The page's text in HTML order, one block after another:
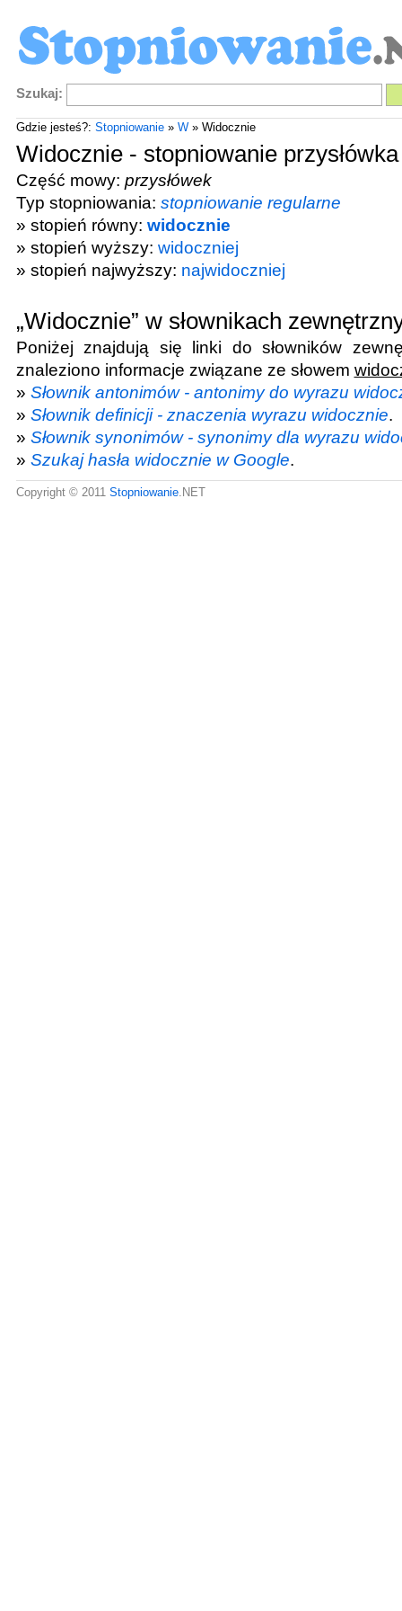
Szukaj:
Gdzie jesteś?: Stopniowanie» W» Widocznie
Widocznie - stopniowanie
Część mowy: przysłówek
Typ stopniowania: stopniowanie regularne
» stopień równy: widocznie
» stopień wyższy: widoczniej
» stopień najwyższy: najwidoczniej
„Widocznie” w słownikach
Poniżej znajdują się linki do słowników
znaleziono informacje związane ze słowem
» Słownik antonimów - antonimy do wyrazu
» Słownik definicji - znaczenia wyrazu widocznie.
» Słownik synonimów - synonimy dla wyrazu
» Szukaj hasła widocznie w Google.
Copyright © 2011 Stopniowanie.NET